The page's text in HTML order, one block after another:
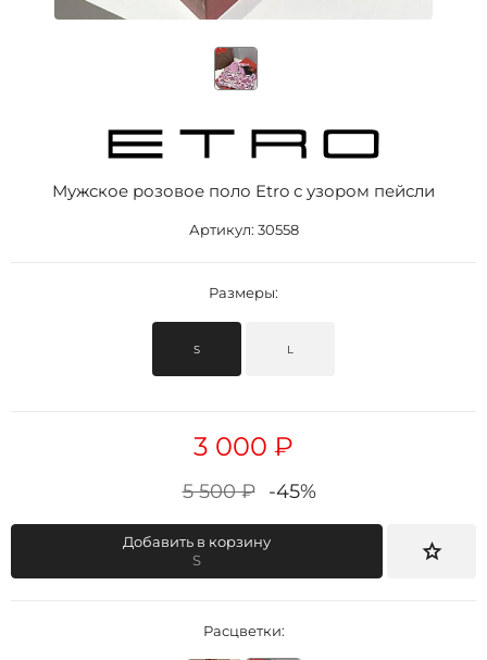
Мужское розовое поло Etro с узором пейсли
Артикул: 30558
Размеры:
S L
3 000 ₽
5 500 ₽ -45%
Добавить в корзину
S
Расцветки: